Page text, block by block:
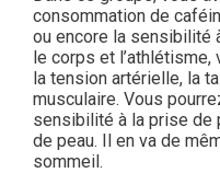
consommation de
ou encore la sensibilité
le corps et
la tension artérielle, la
musculaire. Vous
sensibilité à la prise de
de peau. Il en va de
sommeil.